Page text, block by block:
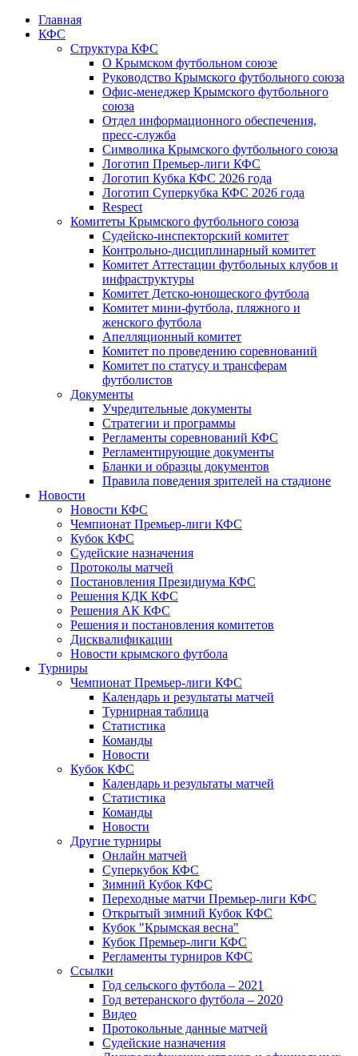
Главная
КФС
Структура КФС
О Крымском футбольном союзе
Руководство Крымского футбольного союза
Офис-менеджер Крымского футбольного
союза
Отдел информационного обеспечения,
пресс-служба
Символика Крымского футбольного союза
Логотип Премьер-лиги КФС
Логотип Кубка КФС 2026 года
Логотип Суперкубка КФС 2026 года
Respect
Комитеты Крымского футбольного союза
Судейско-инспекторский комитет
Контрольно-дисциплинарный комитет
Комитет Аттестации футбольных клубов и
инфраструктуры
Комитет Детско-юношеского футбола
Комитет мини-футбола, пляжного и
женского футбола
Апелляционный комитет
Комитет по проведению соревнований
Комитет по статусу и трансферам
футболистов
Документы
Учредительные документы
Стратегии и программы
Регламенты соревнований КФС
Регламентирующие документы
Бланки и образцы документов
Правила поведения зрителей на стадионе
Новости
Новости КФС
Чемпионат Премьер-лиги КФС
Кубок КФС
Судейские назначения
Протоколы матчей
Постановления Президиума КФС
Решения КДК КФС
Решения АК КФС
Решения и постановления комитетов
Дисквалификации
Новости крымского футбола
Турниры
Чемпионат Премьер-лиги КФС
Календарь и результаты матчей
Турнирная таблица
Статистика
Команды
Новости
Кубок КФС
Календарь и результаты матчей
Статистика
Команды
Новости
Другие турниры
Онлайн матчей
Суперкубок КФС
Зимний Кубок КФС
Переходные матчи Премьер-лиги КФС
Открытый зимний Кубок КФС
Кубок "Крымская весна"
Кубок Премьер-лиги КФС
Регламенты турниров КФС
Ссылки
Год сельского футбола – 2021
Год ветеранского футбола – 2020
Видео
Протокольные данные матчей
Судейские назначения